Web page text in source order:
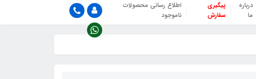
درباره
ما
پیگیری
سفارش
اطلاع رسانی محصولات
ناموجود